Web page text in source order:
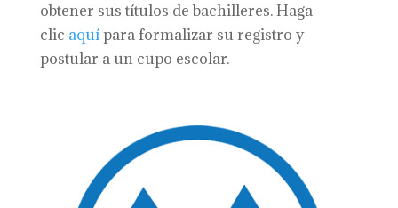
obtener sus títulos de bachilleres. Haga
clic aquípara formalizar su registro y
postular a un cupo escolar.